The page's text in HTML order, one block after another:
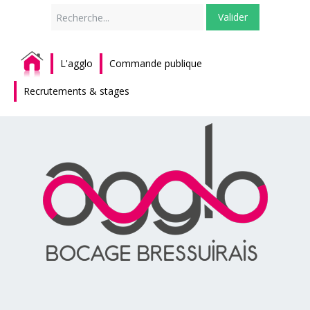
Valider
L'agglo Commande publique
Recrutements & stages